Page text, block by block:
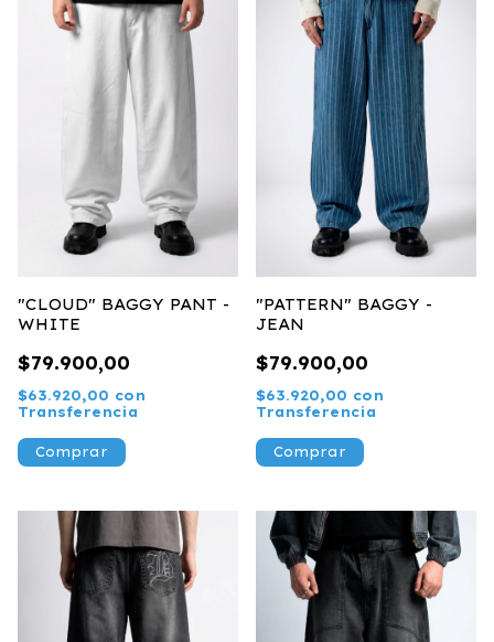
"CLOUD" BAGGY PANT -
WHITE
$79.900,00
$63.920,00 con
Transferencia
Comprar
"PATTERN" BAGGY -
JEAN
$79.900,00
$63.920,00 con
Transferencia
Comprar